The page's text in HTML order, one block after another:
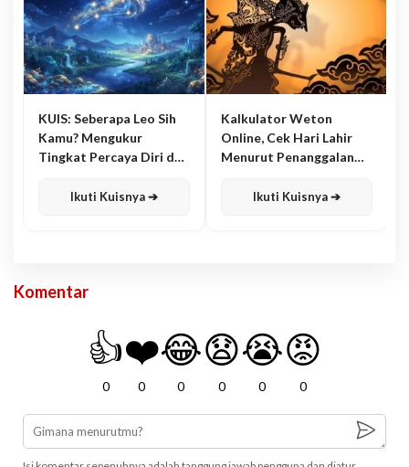
KUIS: Seberapa Leo Sih
Kamu? Mengukur
Tingkat Percaya Diri dan
Ikuti Kuisnya ➔
Kalkulator Weton
Online, Cek Hari Lahir
Menurut Penanggalan
Ikuti Kuisnya ➔
Komentar
👍
0
❤️
0
😂
0
😧
0
😭
0
😡
0